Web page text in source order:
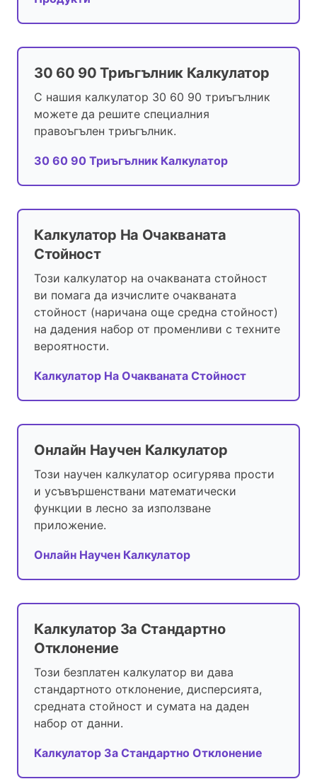
30 60 90 Триъгълник Калкулатор
С нашия калкулатор 30 60 90 триъгълник
можете да решите специалния
правоъгълен триъгълник.
30 60 90 Триъгълник Калкулатор
Калкулатор На Очакваната
Стойност
Този калкулатор на очакваната стойност
ви помага да изчислите очакваната
стойност (наричана още средна стойност)
на дадения набор от променливи с техните
вероятности.
Калкулатор На Очакваната Стойност
Онлайн Научен Калкулатор
Този научен калкулатор осигурява прости
и усъвършенствани математически
функции в лесно за използване
приложение.
Онлайн Научен Калкулатор
Калкулатор За Стандартно
Отклонение
Този безплатен калкулатор ви дава
стандартното отклонение, дисперсията,
средната стойност и сумата на даден
набор от данни.
Калкулатор За Стандартно Отклонение